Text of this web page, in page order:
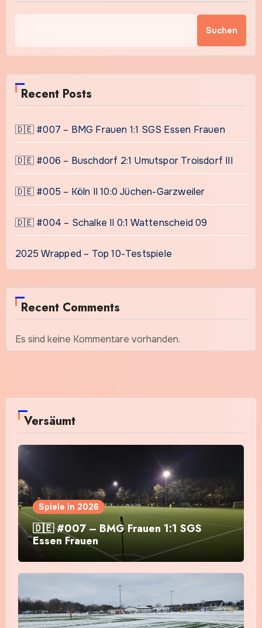
Suchen
Recent Posts
🇩🇪 #007 – BMG Frauen 1:1 SGS Essen Frauen
🇩🇪 #006 – Buschdorf 2:1 Umutspor Troisdorf III
🇩🇪 #005 – Köln II 10:0 Jüchen-Garzweiler
🇩🇪 #004 – Schalke II 0:1 Wattenscheid 09
2025 Wrapped – Top 10-Testspiele
Recent Comments
Es sind keine Kommentare vorhanden.
Versäumt
Spiele in 2026
🇩🇪 #007 – BMG Frauen 1:1 SGS
Essen Frauen